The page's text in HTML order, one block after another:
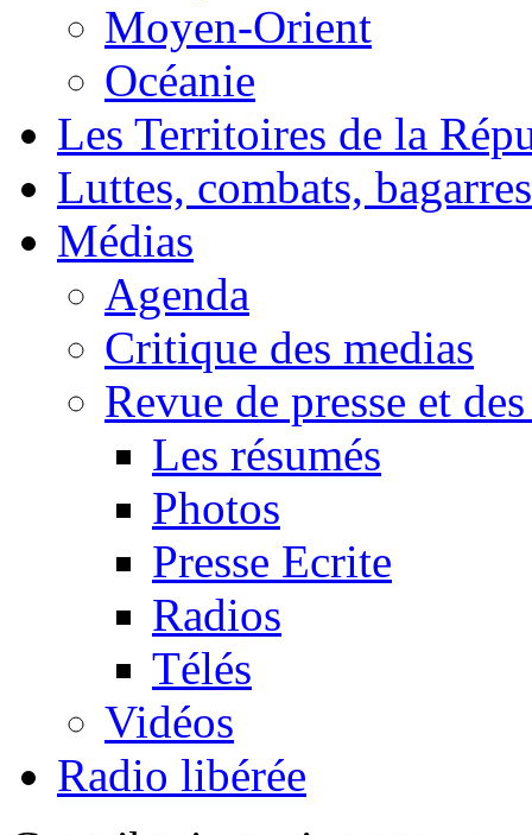
Moyen-Orient
Océanie
Les Territoires de la
Luttes, combats, bagarres
Médias
Agenda
Critique des medias
Revue de presse et
Les résumés
Photos
Presse Ecrite
Radios
Télés
Vidéos
Radio libérée